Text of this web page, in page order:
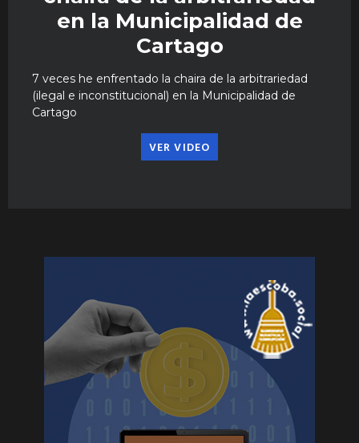
en la Municipalidad de
Cartago
7 veces he enfrentado la chaira de la arbitrariedad
(ilegal e inconstitucional) en la Municipalidad de
Cartago
VER VIDEO